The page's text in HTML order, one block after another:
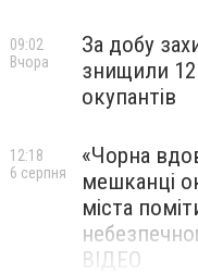
За добу
знищили
окупантів
09:02
Вчора
«Чорна
мешканці
міста
ВІДЕО
12:18
6 серпня